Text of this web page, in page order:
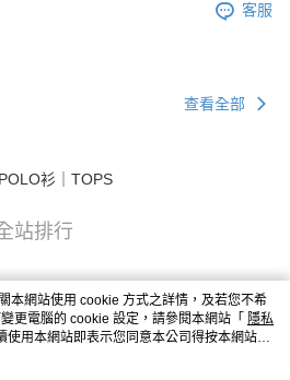
客服
查看全部
衫｜TOPS
站排行
本網站使用 cookie 方式之詳情，及若您不希
更電腦的 cookie 設定，請參閱本網站「 隱私
使用本網站即表示您同意本公司得按本網站使